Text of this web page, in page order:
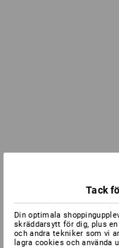
Tack
Din optimala
skräddarsytt för dig, plus
och andra tekniker som vi
lagra cookies och använda